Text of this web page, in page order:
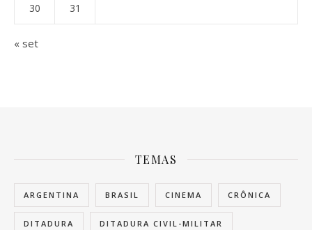
30 31
« set
TEMAS
ARGENTINA BRASIL CINEMA CRÔNICA
DITADURA DITADURA CIVIL-MILITAR